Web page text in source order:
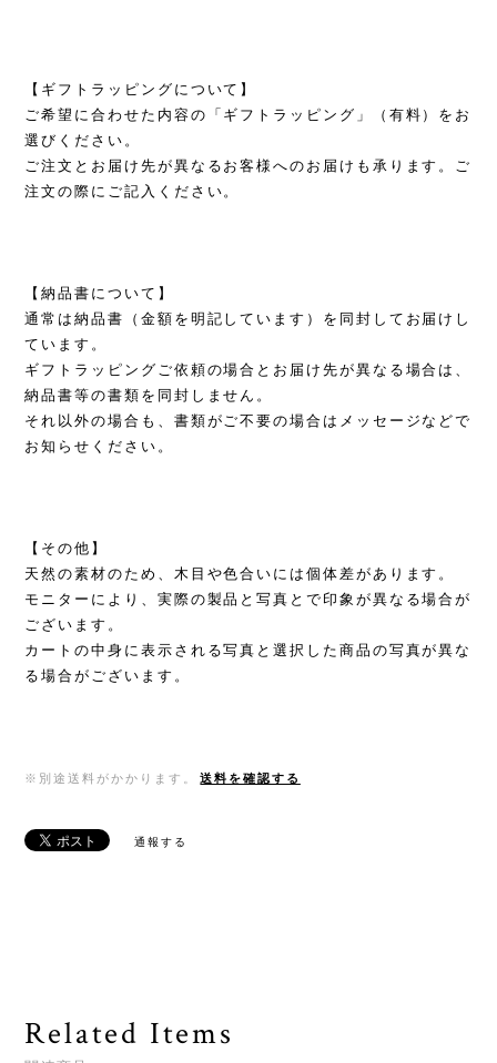
【ギフトラッピングについて】
ご希望に合わせた内容の「ギフトラッピング」（有料）をお
選びください。
ご注文とお届け先が異なるお客様へのお届けも承ります。ご
注文の際にご記入ください。
【納品書について】
通常は納品書（金額を明記しています）を同封してお届けし
ています。
ギフトラッピングご依頼の場合とお届け先が異なる場合は、
納品書等の書類を同封しません。
それ以外の場合も、書類がご不要の場合はメッセージなどで
お知らせください。
【その他】
天然の素材のため、木目や色合いには個体差があります。
モニターにより、実際の製品と写真とで印象が異なる場合が
ございます。
カートの中身に表示される写真と選択した商品の写真が異な
る場合がございます。
※別途送料がかかります。 送料を確認する
通報する
Related Items